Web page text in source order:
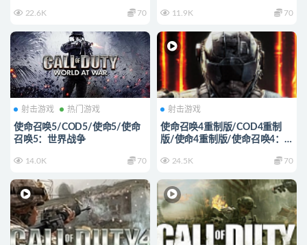
22.6K 70 11.9K 70
射击游戏 热门游戏
使命召唤5/COD5/使命5/使命
召唤5：世界战争
14.0K 70
射击游戏
使命召唤4重制版/COD4重制
版/使命4重制版/使命召唤4：
24.5K 70